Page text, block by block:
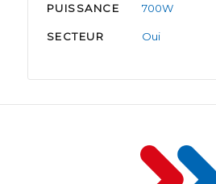
PUISSANCE 700W
SECTEUR Oui